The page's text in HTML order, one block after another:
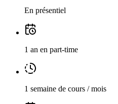
En présentiel
1 an en part-time
1 semaine de cours / mois